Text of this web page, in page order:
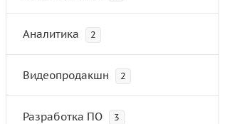
Аналитика 2
Видеопродакшн 2
Разработка ПО 3